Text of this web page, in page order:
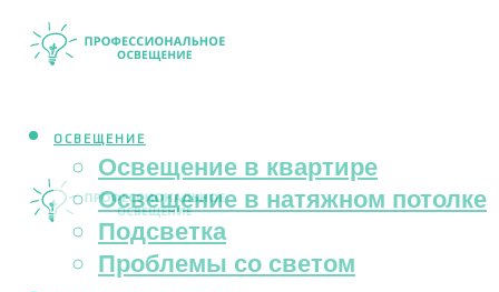
ОСВЕЩЕНИЕ
Освещение в квартире
Освещение в натяжном потолке
Подсветка
Проблемы со светом